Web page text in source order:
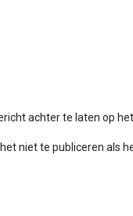
achter te laten op
niet te publiceren als